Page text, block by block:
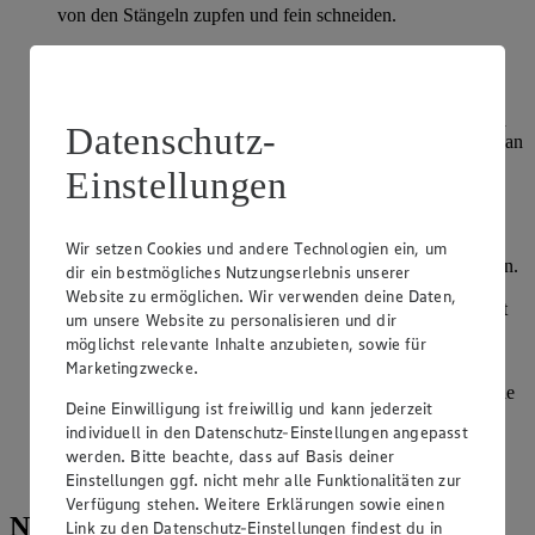
von den Stängeln zupfen und fein schneiden.
unterrühren. Mit Salz und Pfeffer abschmecken. Die Sauce an
Die 4 Schnitzel á 150 g wie unter Tipps/Kochschule
Das Mehl und das Paniermehl jeweils auf einen Teller geben.
Die Eier in einem weiteren tiefen Teller gut verquirlen. Die
Schnitzel zuerst in Mehl wenden – überschüssiges Mehl gut
abklopfen -, durch die verquirlten Eier ziehen, dann die
Schnitzel in dem Paniermehl wenden und leicht andrücken.
In einer großen beschichteten Pfanne das Öl erhitzen und die
panierten Schnitzel darin auf beiden Seiten in jeweils 3-4
Minuten gold braun braten.
Die Schnitzel mit der Sauce anrichten und servieren.
Nährwerte
Datenschutz-
Einstellungen
Wir setzen Cookies und andere Technologien ein, um
dir ein bestmögliches Nutzungserlebnis unserer
Website zu ermöglichen. Wir verwenden deine Daten,
um unsere Website zu personalisieren und dir
möglichst relevante Inhalte anzubieten, sowie für
Marketingzwecke.
Deine Einwilligung ist freiwillig und kann jederzeit
individuell in den Datenschutz-Einstellungen angepasst
werden. Bitte beachte, dass auf Basis deiner
Einstellungen ggf. nicht mehr alle Funktionalitäten zur
Verfügung stehen. Weitere Erklärungen sowie einen
Link zu den Datenschutz-Einstellungen findest du in